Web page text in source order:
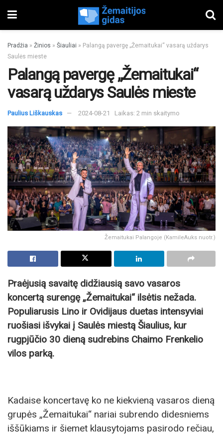
Pradžia » Žinios » Šiauliai » Palangą pavergę „Žemaitukai“ vasarą uždarys
Saulės mieste
Palangą pavergę „Žemaitukai“
vasarą uždarys Saulės mieste
Paulius Liškauskas 2024-08-21 Laikas: 2 min skaitymo
Žemaitukai Palangoje (KamileAuks nuotr.)
Praėjusią savaitę didžiausią savo vasaros
koncertą surengę „Žemaitukai“ ilsėtis nežada.
Populiarusis Lino ir Ovidijaus duetas intensyviai
ruošiasi išvykai į Saulės miestą Šiaulius, kur
rugpjūčio 30 dieną sudrebins Chaimo Frenkelio
vilos parką.
Kadaise koncertavę ko ne kiekvieną vasaros dieną
grupės „Žemaitukai“ nariai subrendo didesniems
iššūkiams ir šiemet klausytojams pasirodo rečiau,